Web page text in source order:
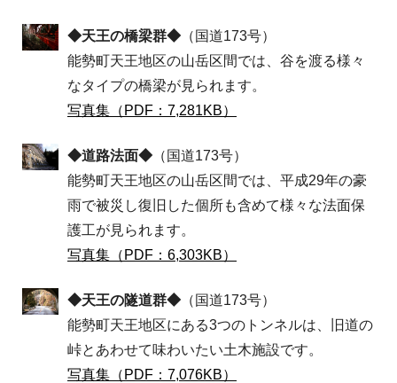
◆天王の橋梁群◆ （国道173号）
能勢町天王地区の山岳区間では、谷を渡る様々
なタイプの橋梁が見られます。
写真集（PDF：7,281KB）
◆道路法面◆ （国道173号）
能勢町天王地区の山岳区間では、平成29年の豪
雨で被災し復旧した個所も含めて様々な法面保
護工が見られます。
写真集（PDF：6,303KB）
◆天王の隧道群◆ （国道173号）
能勢町天王地区にある3つのトンネルは、旧道の
峠とあわせて味わいたい土木施設です。
写真集（PDF：7,076KB）